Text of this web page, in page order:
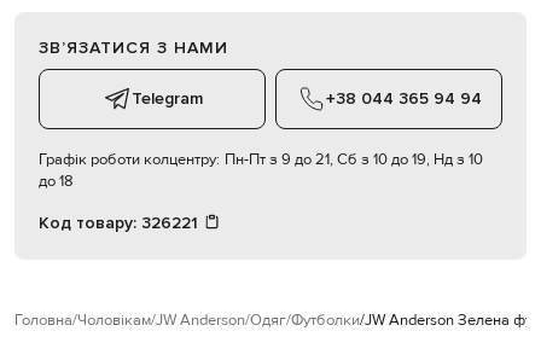
ЗВʼЯЗАТИСЯ З НАМИ
Telegram +38 044 365 94 94
Графік роботи колцентру: Пн-Пт з 9 до 21, Сб з 10 до 19, Нд з 10
до 18
Код товару: 326221
Головна Чоловікам JW Anderson Одяг Футболки JW Anderson Зелена